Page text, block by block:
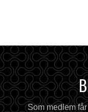
Som medlem